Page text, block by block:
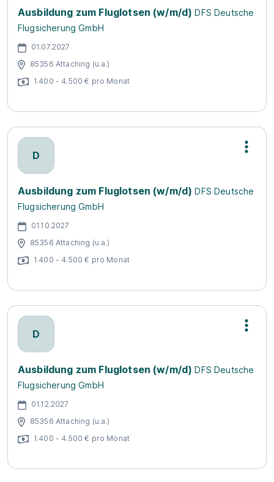
Ausbildung zum Fluglotsen (w/m/d) DFS Deutsche
Flugsicherung GmbH
01.07.2027
85356 Attaching (u.a.)
1.400 - 4.500 € pro Monat
D
Ausbildung zum Fluglotsen (w/m/d) DFS Deutsche
Flugsicherung GmbH
01.10.2027
85356 Attaching (u.a.)
1.400 - 4.500 € pro Monat
D
Ausbildung zum Fluglotsen (w/m/d) DFS Deutsche
Flugsicherung GmbH
01.12.2027
85356 Attaching (u.a.)
1.400 - 4.500 € pro Monat